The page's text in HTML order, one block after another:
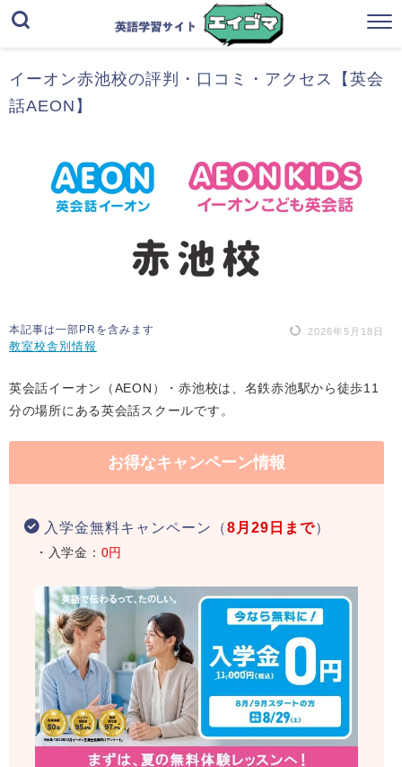
イーオン赤池校の評判・口コミ・アクセス【英会
話AEON】
本記事は一部PRを含みます 2026年5月18日
教室校舎別情報
英会話イーオン（AEON）・赤池校は、名鉄赤池駅から徒歩11
分の場所にある英会話スクールです。
お得なキャンペーン情報
入学金無料キャンペーン（8月29日まで）
・入学金： 0円